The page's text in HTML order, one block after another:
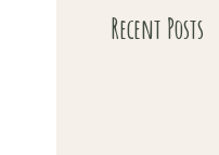
Recent Posts